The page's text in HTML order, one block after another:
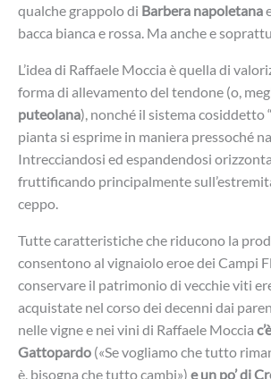
qualche grappolo di Barbera napoletana
bacca bianca e rossa. Ma anche e
L’idea di Raffaele Moccia è quella di
forma di allevamento del tendone (o,
puteolana), nonché il sistema cosiddetto “
pianta si esprime in maniera pressoché
Intrecciandosi ed espandendosi
fruttificando principalmente
ceppo.
Tutte caratteristiche che riducono la
consentono al vignaiolo eroe dei Campi
conservare il patrimonio di vecchie viti
acquistate nel corso dei decenni dai
nelle vigne e nei vini di Raffaele Moccia
Gattopardo («Se vogliamo che tutto
è, bisogna che tutto cambi») e un po’ di